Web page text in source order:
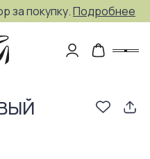
за покупку.Подробнее